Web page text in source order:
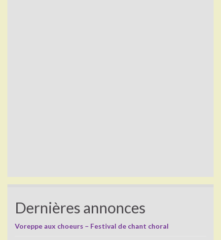
Dernières annonces
Voreppe aux choeurs – Festival de chant choral